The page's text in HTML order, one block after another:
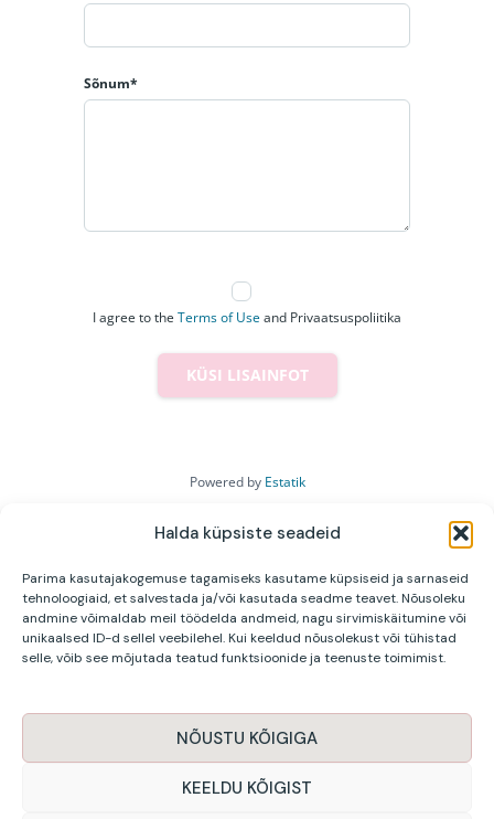
Halda küpsiste seadeid
Parima kasutajakogemuse tagamiseks kasutame küpsiseid ja sarnaseid
tehnoloogiaid, et salvestada ja/või kasutada seadme teavet. Nõusoleku
andmine võimaldab meil töödelda andmeid, nagu sirvimiskäitumine või
unikaalsed ID-d sellel veebilehel. Kui keeldud nõusolekust või tühistad
selle, võib see mõjutada teatud funktsioonide ja teenuste toimimist.
NÕUSTU KÕIGIGA
KEELDU KÕIGIST
Sõnum*
I agree to the Terms of Useand Privaatsuspoliitika
KÜSI LISAINFOT
Powered by Estatik
JANTEX KINNISVA OÜ | Jaanika Pool |
+372 568 969 52 |jaanika@jantexkinnisvara.ee
Privaatsuspoliitika